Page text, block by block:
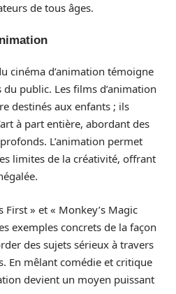
de tous âges.
cinéma d’animation témoigne
public. Les films d’animation
destinés aux enfants ; ils
à part entière, abordant des
L’animation permet
limites de la créativité, offrant
First » et « Monkey’s Magic
exemples concrets de la façon
des sujets sérieux à travers
En mêlant comédie et critique
devient un moyen puissant